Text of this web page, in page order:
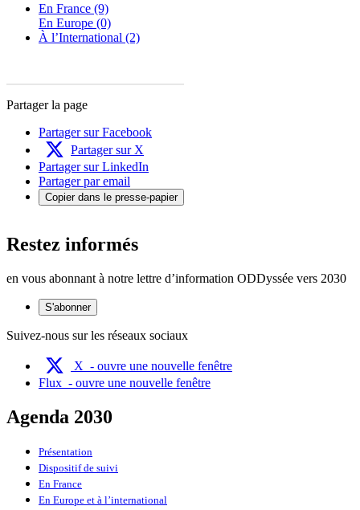
En France (9)
En Europe (0)
À l’International (2)
Partager la page
Partager sur Facebook
Partager sur X
Partager sur LinkedIn
Partager par email
Copier dans le presse-papier
Restez informés
en vous abonnant à notre lettre d’information ODDyssée vers 2030
S'abonner
Suivez-nous sur les réseaux sociaux
X - ouvre une nouvelle fenêtre
Flux - ouvre une nouvelle fenêtre
Agenda 2030
Présentation
Dispositif de suivi
En France
En Europe et à l’international